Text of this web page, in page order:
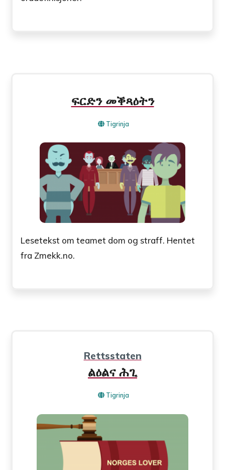
ፍርድን መቕጻዕትን
Tigrinja
Lesetekst om teamet dom og straff. Hentet
fra Zmekk.no.
Rettsstaten
ልዕልና ሕጊ
Tigrinja